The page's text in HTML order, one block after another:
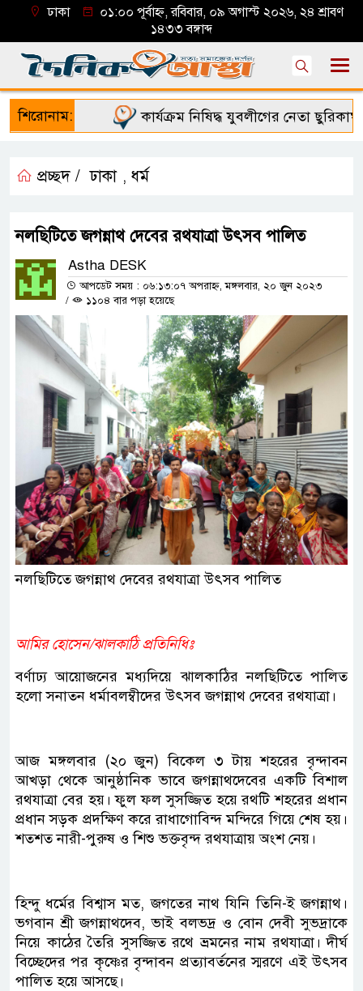
ঢাকা
০১:০০ পূর্বাহ্ন, রবিবার, ০৯ অগাস্ট ২০২৬, ২৪ শ্রাবণ
১৪৩৩ বঙ্গাব্দ
শিরোনাম: কার্যক্রম নিষিদ্ধ যুবলীগের নেতা
প্রচ্ছদ / ঢাকা , ধর্ম
নলছিটিতে জগন্নাথ দেবের রথযাত্রা উৎসব পালিত
Astha DESK
আপডেট সময় : ০৬:১৩:০৭ অপরাহ্ন, মঙ্গলবার, ২০ জুন ২০২৩
/
১১০৪ বার পড়া হয়েছে
নলছিটিতে জগন্নাথ দেবের রথযাত্রা উৎসব পালিত
আমির হোসেন/ঝালকাঠি প্রতিনিধিঃ
বর্ণাঢ্য আয়োজনের মধ্যদিয়ে ঝালকাঠির নলছিটিতে পালিত
হলো সনাতন ধর্মাবলম্বীদের উৎসব জগন্নাথ দেবের রথযাত্রা।
আজ মঙ্গলবার (২০ জুন) বিকেল ৩ টায় শহরের বৃন্দাবন
আখড়া থেকে আনুষ্ঠানিক ভাবে জগন্নাথদেবের একটি বিশাল
রথযাত্রা বের হয়। ফুল ফল সুসজ্জিত হয়ে রথটি শহরের প্রধান
প্রধান সড়ক প্রদক্ষিণ করে রাধাগোবিন্দ মন্দিরে গিয়ে শেষ হয়।
শতশত নারী-পুরুষ ও শিশু ভক্তবৃন্দ রথযাত্রায় অংশ নেয়।
হিন্দু ধর্মের বিশ্বাস মত, জগতের নাথ যিনি তিনি-ই জগন্নাথ।
ভগবান শ্রী জগন্নাথদেব, ভাই বলভদ্র ও বোন দেবী সুভদ্রাকে
নিয়ে কাঠের তৈরি সুসজ্জিত রথে ভ্রমনের নাম রথযাত্রা। দীর্ঘ
বিচ্ছেদের পর কৃষ্ণের বৃন্দাবন প্রত্যাবর্তনের স্মরণে এই উৎসব
পালিত হয়ে আসছে।